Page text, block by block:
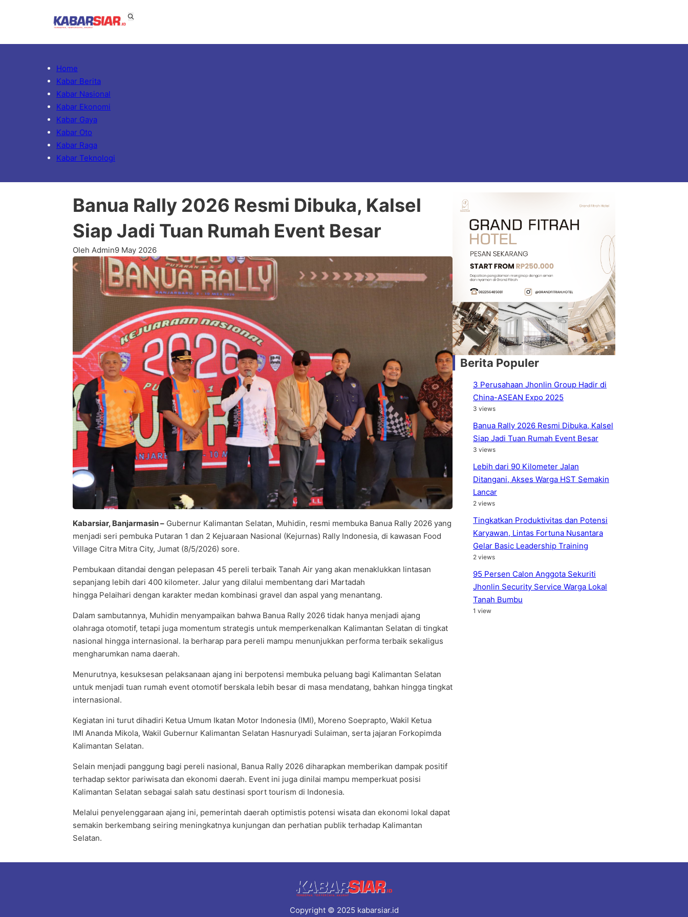
Home
Kabar Berita
Kabar Nasional
Kabar Ekonomi
Kabar Gaya
Kabar Oto
Kabar Raga
Kabar Teknologi
Banua Rally 2026 Resmi Dibuka, Kalsel
Siap Jadi Tuan Rumah Event Besar
Oleh Admin9 May 2026
Kabarsiar, Banjarmasin – Gubernur Kalimantan Selatan, Muhidin, resmi membuka Banua Rally 2026 yang
menjadi seri pembuka Putaran 1 dan 2 Kejuaraan Nasional (Kejurnas) Rally Indonesia, di kawasan Food
Village Citra Mitra City, Jumat (8/5/2026) sore.
Pembukaan ditandai dengan pelepasan 45 pereli terbaik Tanah Air yang akan menaklukkan lintasan
sepanjang lebih dari 400 kilometer. Jalur yang dilalui membentang dari Martadah
hingga Pelaihari dengan karakter medan kombinasi gravel dan aspal yang menantang.
Dalam sambutannya, Muhidin menyampaikan bahwa Banua Rally 2026 tidak hanya menjadi ajang
olahraga otomotif, tetapi juga momentum strategis untuk memperkenalkan Kalimantan Selatan di tingkat
nasional hingga internasional. Ia berharap para pereli mampu menunjukkan performa terbaik sekaligus
mengharumkan nama daerah.
Menurutnya, kesuksesan pelaksanaan ajang ini berpotensi membuka peluang bagi Kalimantan Selatan
untuk menjadi tuan rumah event otomotif berskala lebih besar di masa mendatang, bahkan hingga tingkat
internasional.
Kegiatan ini turut dihadiri Ketua Umum Ikatan Motor Indonesia (IMI), Moreno Soeprapto, Wakil Ketua
IMI Ananda Mikola, Wakil Gubernur Kalimantan Selatan Hasnuryadi Sulaiman, serta jajaran Forkopimda
Kalimantan Selatan.
Selain menjadi panggung bagi pereli nasional, Banua Rally 2026 diharapkan memberikan dampak positif
terhadap sektor pariwisata dan ekonomi daerah. Event ini juga dinilai mampu memperkuat posisi
Kalimantan Selatan sebagai salah satu destinasi sport tourism di Indonesia.
Melalui penyelenggaraan ajang ini, pemerintah daerah optimistis potensi wisata dan ekonomi lokal dapat
semakin berkembang seiring meningkatnya kunjungan dan perhatian publik terhadap Kalimantan
Selatan.
Berita Populer
3 Perusahaan Jhonlin Group Hadir di
China-ASEAN Expo 2025
3 views
Banua Rally 2026 Resmi Dibuka, Kalsel
Siap Jadi Tuan Rumah Event Besar
3 views
Lebih dari 90 Kilometer Jalan
Ditangani, Akses Warga HST Semakin
Lancar
2 views
Tingkatkan Produktivitas dan Potensi
Karyawan, Lintas Fortuna Nusantara
Gelar Basic Leadership Training
2 views
95 Persen Calon Anggota Sekuriti
Jhonlin Security Service Warga Lokal
Tanah Bumbu
1 view
Copyright © 2025 kabarsiar.id